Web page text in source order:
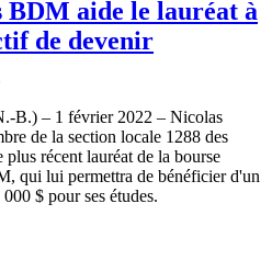
BDM aide le lauréat à
de devenir
B.) – 1 février 2022 – Nicolas
de la section locale 1288 des
récent lauréat de la bourse
qui lui permettra de bénéficier d'un
$ pour ses études.